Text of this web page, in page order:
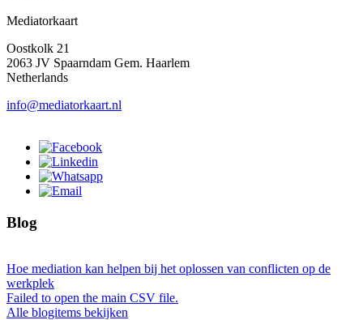
Mediatorkaart
Oostkolk 21
2063 JV Spaarndam Gem. Haarlem
Netherlands
info@mediatorkaart.nl
Blog
Hoe mediation kan helpen bij het oplossen van conflicten op de
werkplek
Failed to open the main CSV file.
Alle blogitems bekijken